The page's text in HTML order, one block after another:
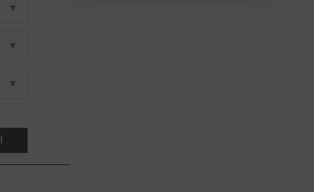
▼
▼
▼